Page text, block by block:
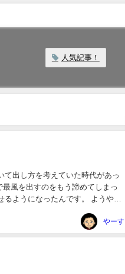
人気記事！
て出し方を考えていた時代があっ
風を出すのをもう諦めてしまっ
ようになったんです。 ようやく
やーす